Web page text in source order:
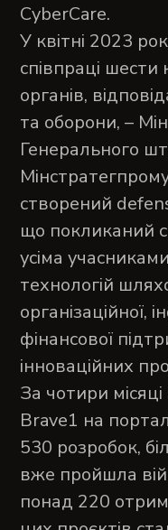
CyberCare.
У квітні 2023
співпраці
органів,
та оборони, –
Генерального
створений
що покликаний
усіма
технологій
організаційної,
фінансової
інноваційних
За чотири
Brave1 на
530 розробок,
вже пройшла
понад 220